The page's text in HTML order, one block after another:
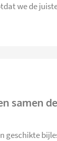
we de
samen
geschikte